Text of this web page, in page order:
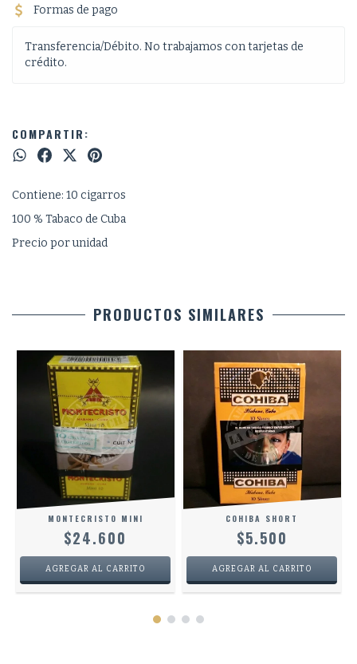
Formas de pago
Transferencia/Débito. No trabajamos con tarjetas de
crédito.
COMPARTIR:
Contiene: 10 cigarros
100 % Tabaco de Cuba
Precio por unidad
PRODUCTOS SIMILARES
MONTECRISTO MINI
$24.600
COHIBA SHORT
$5.500